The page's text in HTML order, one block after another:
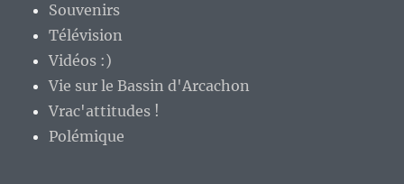
Souvenirs
Télévision
Vidéos :)
Vie sur le Bassin d'Arcachon
Vrac'attitudes !
Polémique